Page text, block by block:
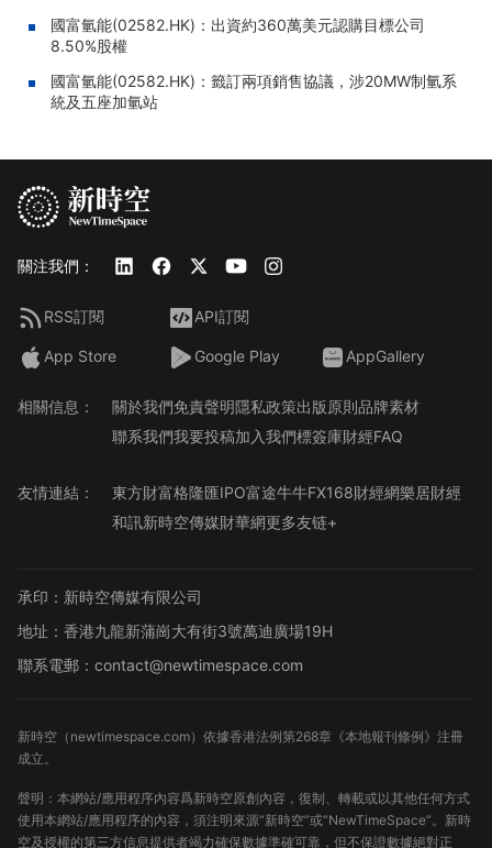
國富氫能(02582.HK)：出資約360萬美元認購目標公司
8.50%股權
國富氫能(02582.HK)：籤訂兩項銷售協議，涉20MW制氫系
統及五座加氫站
關注我們：
RSS訂閱 API訂閱
App Store Google Play AppGallery
相關信息： 關於我們免責聲明隱私政策出版原則品牌素材
聯系我們我要投稿加入我們標簽庫財經FAQ
友情連結： 東方財富格隆匯IPO富途牛牛FX168財經網樂居財經
和訊新時空傳媒財華網更多友链+
承印：新時空傳媒有限公司
地址：香港九龍新蒲崗大有街3號萬迪廣場19H
聯系電郵：contact@newtimespace.com
新時空（ newtimespace.com）依據香港法例第268章《本地報刊條例》注冊
成立。
聲明：本網站/應用程序內容爲新時空原創內容，復制、轉載或以其他任何方式
使用本網站/應用程序的內容，須注明來源“新時空”或“NewTimeSpace”。新時
空及授權的第三方信息提供者竭力確保數據準確可靠，但不保證數據絕對正